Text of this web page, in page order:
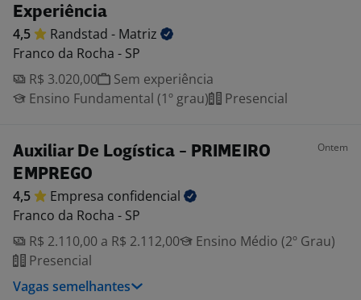
Experiência
4,5 Randstad - Matriz
Franco da Rocha - SP
R$ 3.020,00
Sem experiência
Ensino Fundamental (1º grau)
Presencial
Auxiliar De Logística - PRIMEIRO
EMPREGO
Ontem
4,5 Empresa confidencial
Franco da Rocha - SP
R$ 2.110,00 a R$ 2.112,00
Ensino Médio (2º Grau)
Presencial
Vagas semelhantes